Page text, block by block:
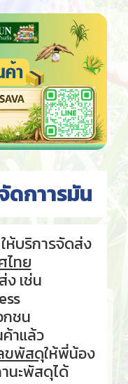
กาารมัน
ห้บริการจัดส่ง
ไทย
ง เช่น
ชน
าแล้ว
ขพัสดุให้พี่น้อง
นะพัสดุได้